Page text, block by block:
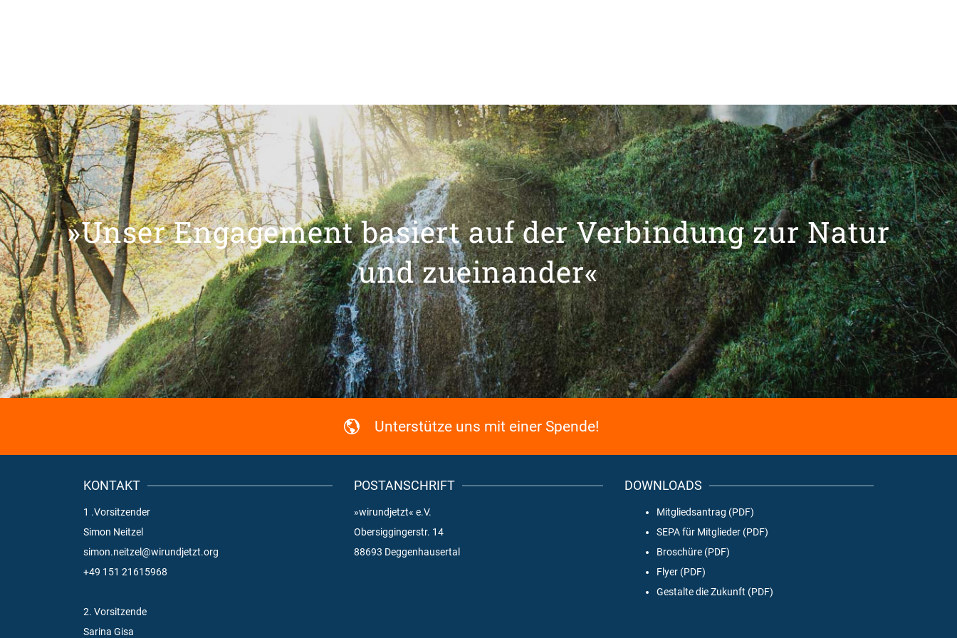
»Unser Engagement basiert auf der Verbindung zur Natur
und zueinander«
Unterstütze uns mit einer Spende!
KONTAKT
1 .Vorsitzender
Simon Neitzel
simon.neitzel@wirundjetzt.org
+49 151 21615968
2. Vorsitzende
Sarina Gisa
POSTANSCHRIFT
»wirundjetzt« e.V.
Obersiggingerstr. 14
88693 Deggenhausertal
DOWNLOADS
Mitgliedsantrag (PDF)
SEPA für Mitglieder (PDF)
Broschüre (PDF)
Flyer (PDF)
Gestalte die Zukunft (PDF)